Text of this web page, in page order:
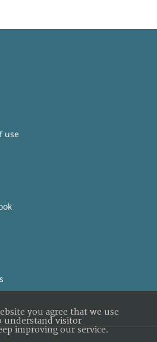
use
you agree that we use
understand visitor
improving our service.